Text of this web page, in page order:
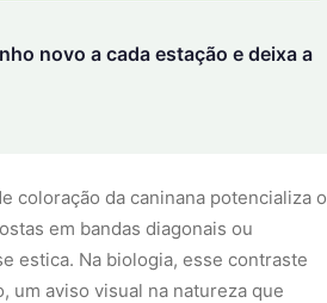
novo a cada estação e deixa a
coloração da caninana potencializa o
em bandas diagonais ou
estica. Na biologia, esse contraste
um aviso visual na natureza que